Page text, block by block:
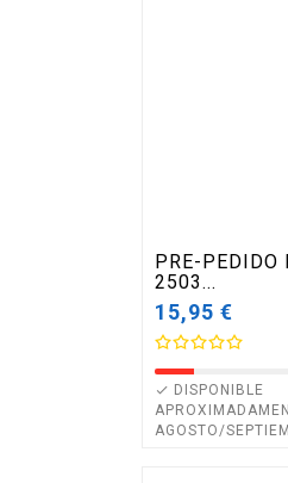
PRE-PEDIDO
2503...
15,95 €
 DISPONIBLE
AGOSTO/